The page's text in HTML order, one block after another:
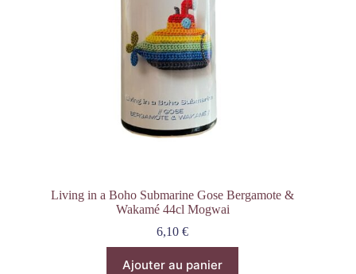
Living in a Boho Submarine Gose Bergamote &
Wakamé 44cl Mogwai
6,10€
Ajouter au panier